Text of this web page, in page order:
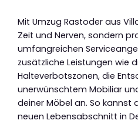
Mit Umzug Rastoder aus
Zeit und Nerven, sondern
umfangreichen
zusätzliche Leistungen wie
Halteverbotszonen, die
unerwünschtem Mobiliar
deiner Möbel an. So kannst
neuen Lebensabschnitt in